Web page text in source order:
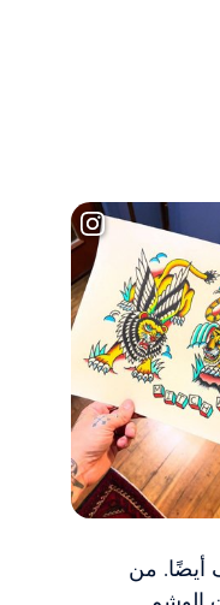
أيضًا. من